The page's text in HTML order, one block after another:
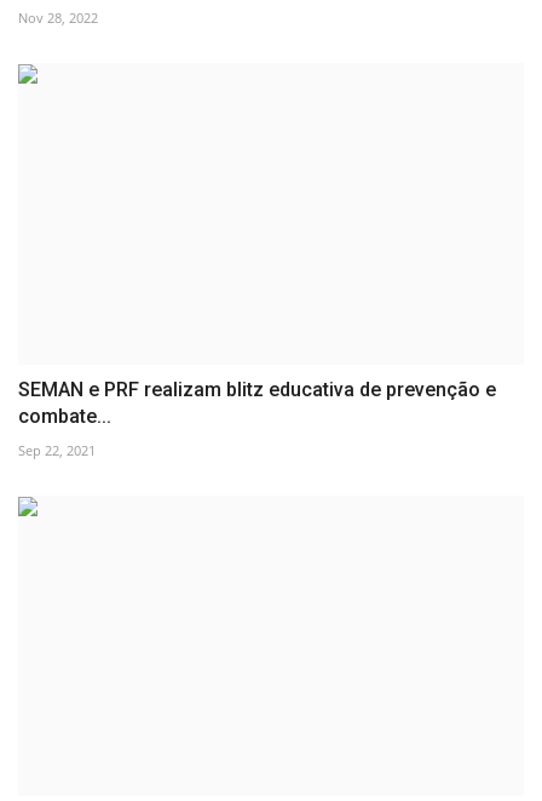
Nov 28, 2022
SEMAN e PRF realizam blitz educativa de prevenção e
combate...
Sep 22, 2021